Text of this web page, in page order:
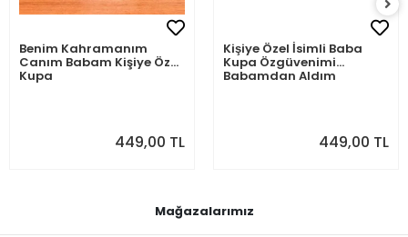
Benim Kahramanım
Canım Babam Kişiye Özel
Kupa
449,00 TL
Kişiye Özel İsimli Baba
Kupa Özgüvenimi
Babamdan Aldım
449,00 TL
Mağazalarımız